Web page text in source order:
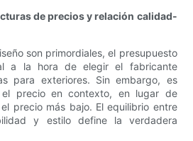
de precios y relación calidad-
son primordiales, el presupuesto
a la hora de elegir el fabricante
para exteriores. Sin embargo, es
el precio en contexto, en lugar de
precio más bajo. El equilibrio entre
y estilo define la verdadera